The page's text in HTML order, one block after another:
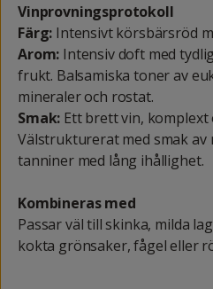
Vinprovningsprotokoll
Färg: Intensivt körsbärsröd
Arom: Intensiv doft med
frukt. Balsamiska toner av
mineraler och rostat.
Smak: Ett brett vin, komplext
Välstrukturerat med smak
tanniner med lång ihållighet.
Kombineras med
Passar väl till skinka, milda
kokta grönsaker, fågel eller